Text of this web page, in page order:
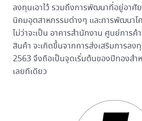
ลงทุนเอาไว้ รวมถึงการพัฒนาที่อยู่อาศั
นิคมอุตสาหกรรมต่างๆ และการพัฒนา
ไม่ว่าจะเป็น อาคารสำนักงาน ศูนย์การ
สินค้า จะเกิดขึ้นจากการส่งเสริมการลง
2563 จึงถือเป็นจุดเริ่มต้นของปีทองสำ
เลยทีเดียว